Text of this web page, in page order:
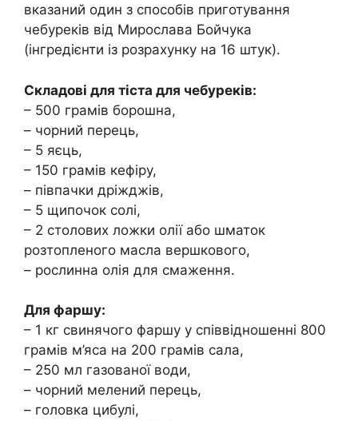
вказаний один з способів приготування
чебуреків від Мирослава Бойчука
(інгредієнти із розрахунку на 16 штук).
Складові для тіста для чебуреків:
– 500 грамів борошна,
– чорний перець,
– 5 яєць,
– 150 грамів кефіру,
– півпачки дріжджів,
– 5 щипочок солі,
– 2 столових ложки олії або шматок
розтопленого масла вершкового,
– рослинна олія для смаження.
Для фаршу:
– 1 кг свинячого фаршу у співвідношенні 800
грамів м’яса на 200 грамів сала,
– 250 мл газованої води,
– чорний мелений перець,
– головка цибулі,